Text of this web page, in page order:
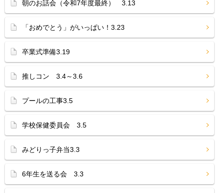
朝のお話会（令和7年度最終） 3.13
「おめでとう」がいっぱい！3.23
卒業式準備3.19
推しコン 3.4～3.6
プールの工事3.5
学校保健委員会 3.5
みどりっ子弁当3.3
6年生を送る会 3.3